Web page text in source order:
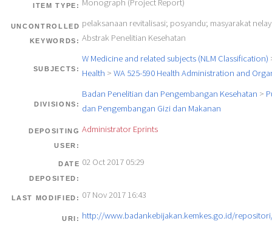
ITEM TYPE: Monograph (Project Report)
UNCONTROLLED
KEYWORDS:
pelaksanaan revitalisasi; posyandu; masyarakat
Abstrak Penelitian Kesehatan
SUBJECTS:
W Medicine and related subjects (NLM Classification)
Health > WA 525-590 Health Administration and
DIVISIONS:
Badan Penelitian dan Pengembangan Kesehatan >
dan Pengembangan Gizi dan Makanan
DEPOSITING
USER:
Administrator Eprints
DATE
DEPOSITED:
02 Oct 2017 05:29
LAST MODIFIED: 07 Nov 2017 16:43
URI: http://www.badankebijakan.kemkes.go.id/